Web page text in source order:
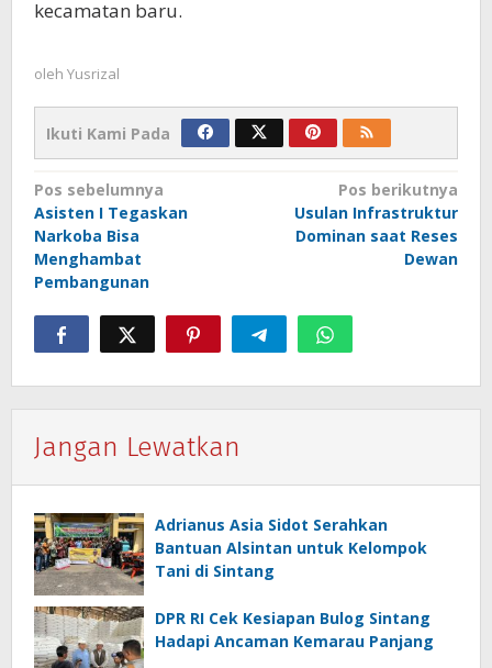
kecamatan baru.
oleh Yusrizal
Ikuti Kami Pada
Navigasi
pos
Pos sebelumnya
Asisten I Tegaskan
Narkoba Bisa
Menghambat
Pembangunan
Pos berikutnya
Usulan Infrastruktur
Dominan saat Reses
Dewan
Jangan Lewatkan
Adrianus Asia Sidot Serahkan
Bantuan Alsintan untuk Kelompok
Tani di Sintang
DPR RI Cek Kesiapan Bulog Sintang
Hadapi Ancaman Kemarau Panjang